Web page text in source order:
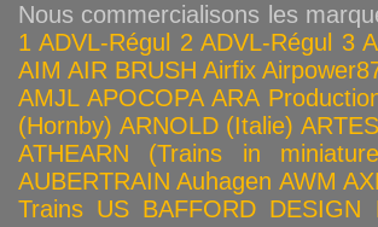
Nous commercialisons les
1 ADVL-Régul 2 ADVL-Régul 3
AIM AIR BRUSH Airfix
AMJL APOCOPA ARA
(Hornby) ARNOLD (Italie)
ATHEARN (Trains in
AUBERTRAIN Auhagen AWM
Trains US BAFFORD DESIGN